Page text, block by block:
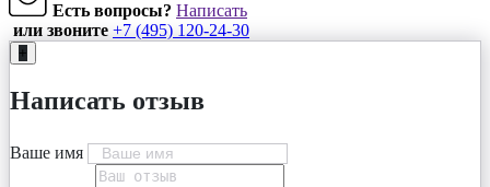
Есть вопросы? Написать
или звоните +7 (495) 120-24-30
+
Написать отзыв
Ваше имя